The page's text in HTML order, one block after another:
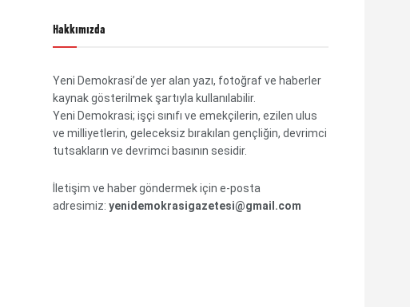
Hakkımızda
Yeni Demokrasi’de yer alan yazı, fotoğraf ve haberler
kaynak gösterilmek şartıyla kullanılabilir.
Yeni Demokrasi; işçi sınıfı ve emekçilerin, ezilen ulus
ve milliyetlerin, geleceksiz bırakılan gençliğin, devrimci
tutsakların ve devrimci basının sesidir.
İletişim ve haber göndermek için e-posta
adresimiz: yenidemokrasigazetesi@gmail.com